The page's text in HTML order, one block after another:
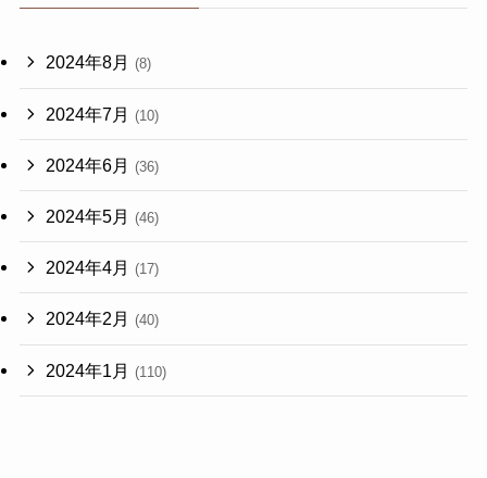
2024年8月 (8)
2024年7月 (10)
2024年6月 (36)
2024年5月 (46)
2024年4月 (17)
2024年2月 (40)
2024年1月 (110)